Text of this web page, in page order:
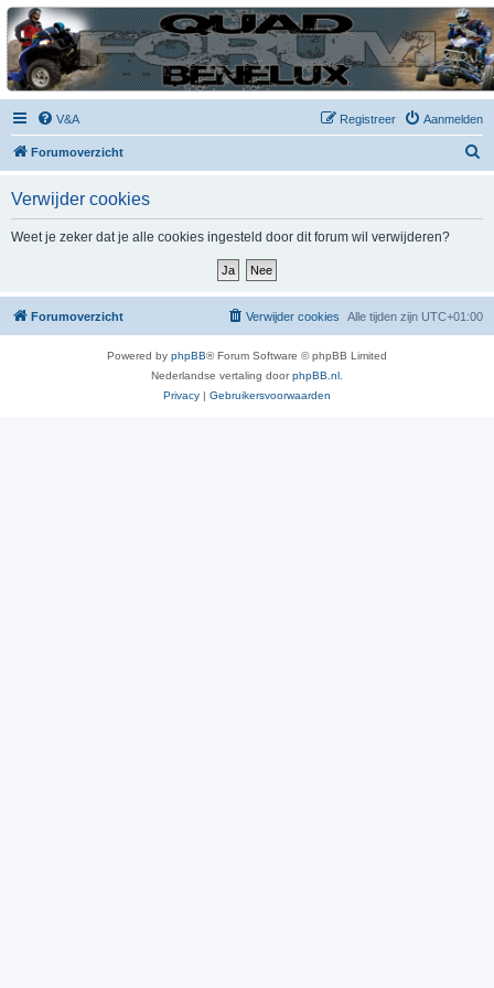
| QFB |
Hét quadforum van de Benelux
V&A Aanmelden
Registreer
Forumoverzicht
Verwijder cookies
Weet je zeker dat je alle cookies ingesteld door dit forum wil verwijderen?
Forumoverzicht Alle tijden zijn UTC+01:00
Verwijder cookies
Powered by phpBB® Forum Software © phpBB Limited
Nederlandse vertaling doorphpBB.nl
Privacy | Gebruikersvoorwaarden